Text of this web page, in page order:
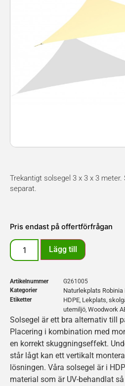
Trekantigt solsegel 3 x 3 x 3
separat.
Pris endast på offertförfrågan
Lägg till
Artikelnummer
G261005
Kategorier
Naturlekplats Robinia
Etiketter HDPE, Lekplats,
utemiljö, Woodwork
Solsegel är ett bra alternativ till
Placering i kombination med
en korrekt skuggningseffekt.
står lågt kan ett vertikalt
lösningen. Våra solsegel är i
material som är UV-behandlat